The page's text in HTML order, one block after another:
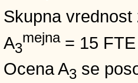
Skupna vrednost
A3
mejna= 15 FTE
Ocena A3 se